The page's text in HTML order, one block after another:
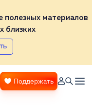
полезных материалов
близких
Поддержать